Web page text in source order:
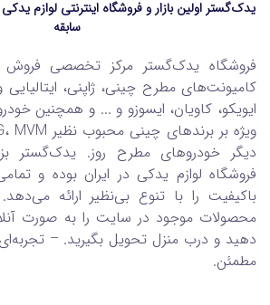
سابقه
فروشگاه یدک‌گستر مرکز تخصصی فروش
کامیونت‌های مطرح چینی، ژاپنی، ایتالیایی
ایویکو، کاویان، ایسوزو و ... و همچنین
دیگر خودروهای مطرح روز. یدک‌گستر
فروشگاه لوازم یدکی در ایران بوده و
باکیفیت را با تنوع بی‌نظیر ارائه
محصولات موجود در سایت را به صورت
دهید و درب منزل تحویل بگیرید. –
مطمئن.